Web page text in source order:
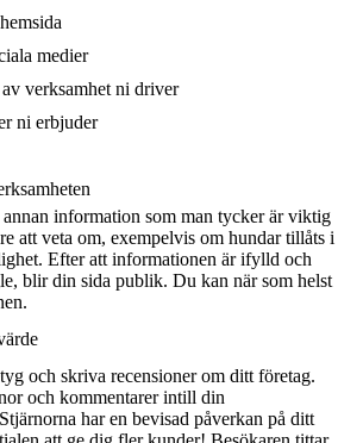
medier
verksamhet ni driver
ni erbjuder
annan information som man tycker är viktig
att veta om, exempelvis om hundar tillåts i
Efter att informationen är ifylld och
blir din sida publik. Du kan när som helst
och skriva recensioner om ditt företag.
och kommentarer intill din
har en bevisad påverkan på ditt